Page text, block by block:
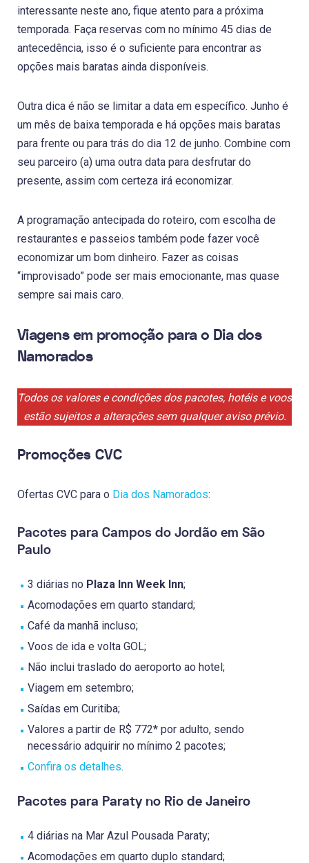
interessante neste ano, fique atento para a próxima
temporada. Faça reservas com no mínimo 45 dias de
antecedência, isso é o suficiente para encontrar as
opções mais baratas ainda disponíveis.
Outra dica é não se limitar a data em específico. Junho é
um mês de baixa temporada e há opções mais baratas
para frente ou para trás do dia 12 de junho. Combine com
seu parceiro (a) uma outra data para desfrutar do
presente, assim com certeza irá economizar.
A programação antecipada do roteiro, com escolha de
restaurantes e passeios também pode fazer você
economizar um bom dinheiro. Fazer as coisas
“improvisado” pode ser mais emocionante, mas quase
sempre sai mais caro.
Viagens em promoção para o Dia dos
Namorados
Todos os valores e condições dos pacotes, hotéis e voos
estão sujeitos a alterações sem qualquer aviso prévio.
Promoções CVC
Ofertas CVC para o Dia dos Namorados:
Pacotes para Campos do Jordãoem São
Paulo
3 diárias no Plaza Inn Week Inn;
Acomodações em quarto standard;
Café da manhã incluso;
Voos de ida e volta GOL;
Não inclui traslado do aeroporto ao hotel;
Viagem em setembro;
Saídas em Curitiba;
Valores a partir de R$ 772* por adulto, sendo
necessário adquirir no mínimo 2 pacotes;
Confira os detalhes.
Pacotes para Paraty no Rio de Janeiro
4 diárias na Mar Azul Pousada Paraty;
Acomodações em quarto duplo standard;